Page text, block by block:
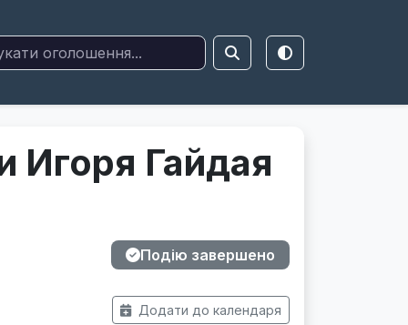
Игоря Гайдая
Подію завершено
Додати до календаря